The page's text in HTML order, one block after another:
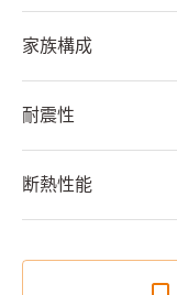
家族構成
耐震性
断熱性能